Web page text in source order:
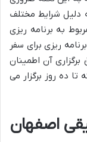
دلیل شرایط مختلف
به برنامه ریزی
ریزی برای سفر
آن اطمینان
ده روز برگزار می
اصفهان